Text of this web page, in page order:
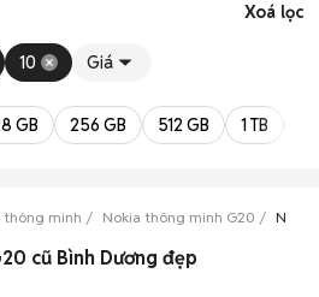
Xoá lọc
10 Giá
GB 256 GB 512 GB 1 TB
thông minh Nokia thông minh G20 Nokia
cũ Bình Dương đẹp